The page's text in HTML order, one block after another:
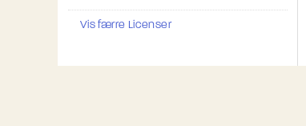
Vis færre Licenser